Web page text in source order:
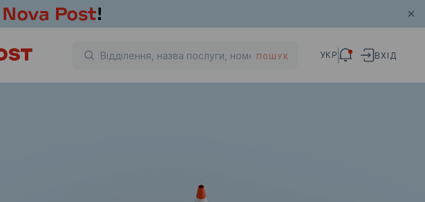
ПОШУК УКР ВХІД